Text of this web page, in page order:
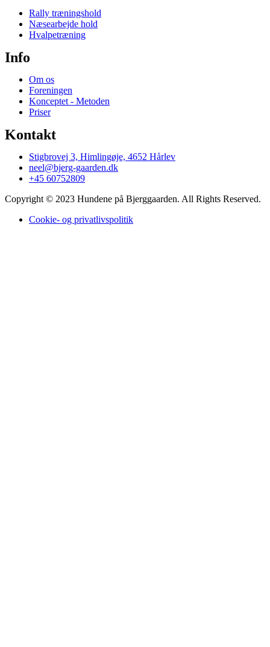
Rally træningshold
Næsearbejde hold
Hvalpetræning
Info
Om os
Foreningen
Konceptet - Metoden
Priser
Kontakt
Stigbrovej 3, Himlingøje, 4652 Hårlev
neel@bjerg-gaarden.dk
+45 60752809
Copyright © 2023 Hundene på Bjerggaarden. All Rights Reserved.
Cookie- og privatlivspolitik